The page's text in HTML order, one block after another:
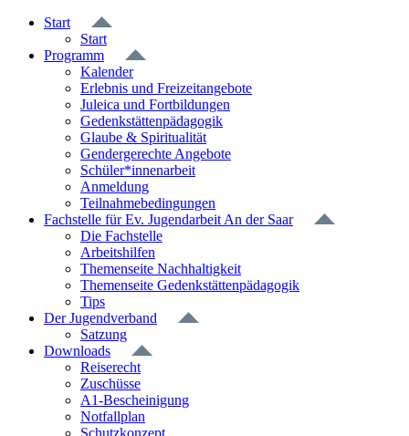
Start
Start
Programm
Kalender
Erlebnis und Freizeitangebote
Juleica und Fortbildungen
Gedenkstättenpädagogik
Glaube & Spiritualität
Gendergerechte Angebote
Schüler*innenarbeit
Anmeldung
Teilnahmebedingungen
Fachstelle für Ev. Jugendarbeit An der Saar
Die Fachstelle
Arbeitshilfen
Themenseite Nachhaltigkeit
Themenseite Gedenkstättenpädagogik
Tips
Der Jugendverband
Satzung
Downloads
Reiserecht
Zuschüsse
A1-Bescheinigung
Notfallplan
Schutzkonzept